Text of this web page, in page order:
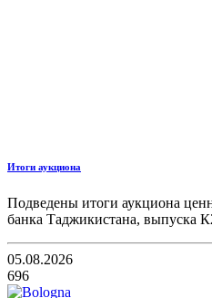
Итоги аукциона
Подведены итоги аукциона
банка Таджикистана, выпуска
05.08.2026
696